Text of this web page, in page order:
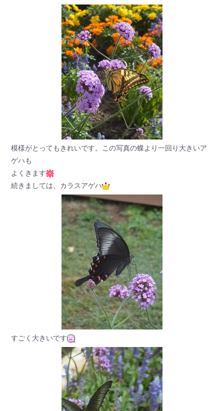
模様がとってもきれいです。この写真の蝶より一回り大きいア
ゲハも
よくきます
続きましては、カラスアゲハ
すごく大きいです